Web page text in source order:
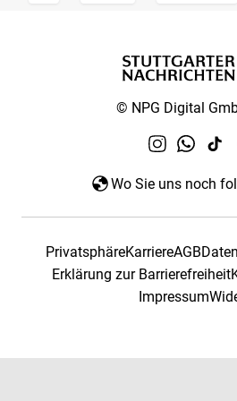
© NPG Digital
Wo Sie uns noch
PrivatsphäreKarriereAGB
Erklärung zur Barrierefreiheit
Impressum